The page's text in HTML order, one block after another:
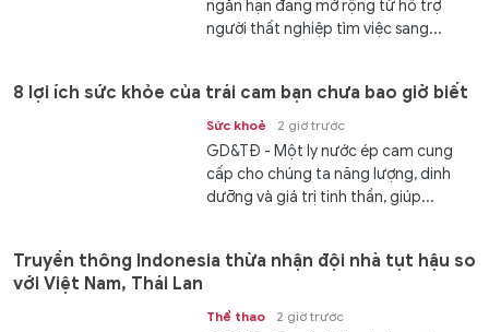
ngắn hạn đang mở rộng từ hỗ trợ
người thất nghiệp tìm việc sang...
8 lợi ích sức khỏe của trái cam bạn chưa bao giờ biết
Sức khoẻ 2 giờ trước
GD&TĐ - Một ly nước ép cam cung
cấp cho chúng ta năng lượng, dinh
dưỡng và giá trị tinh thần, giúp...
Truyền thông Indonesia thừa nhận đội nhà tụt hậu so
với Việt Nam, Thái Lan
Thể thao 2 giờ trước